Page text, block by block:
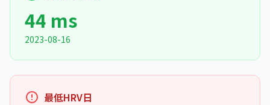
44 ms
2023-08-16
最低HRV日